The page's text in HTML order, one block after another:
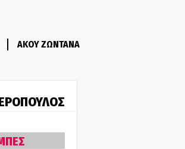
ΑΚΟΥ ΖΩΝΤΑΝΑ